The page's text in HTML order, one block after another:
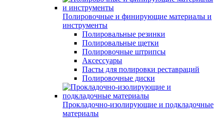
Полировочные и финирующие материалы и
инструменты
Полировальные резинки
Полировальные щетки
Полировочные штрипсы
Аксессуары
Пасты для полировки реставраций
Полировочные диски
Прокладочно-изолирующие и подкладочные
материалы